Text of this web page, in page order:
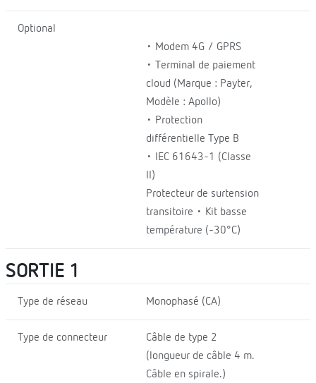
Optional
• Modem 4G / GPRS
• Terminal de paiement
cloud (Marque : Payter,
Modèle : Apollo)
• Protection
différentielle Type B
• IEC 61643-1 (Classe
II)
Protecteur de surtension
transitoire • Kit basse
température (-30°C)
SORTIE 1
Type de réseau Monophasé (CA)
Type de connecteur
Câble de type 2
(longueur de câble 4 m.
Câble en spirale.)